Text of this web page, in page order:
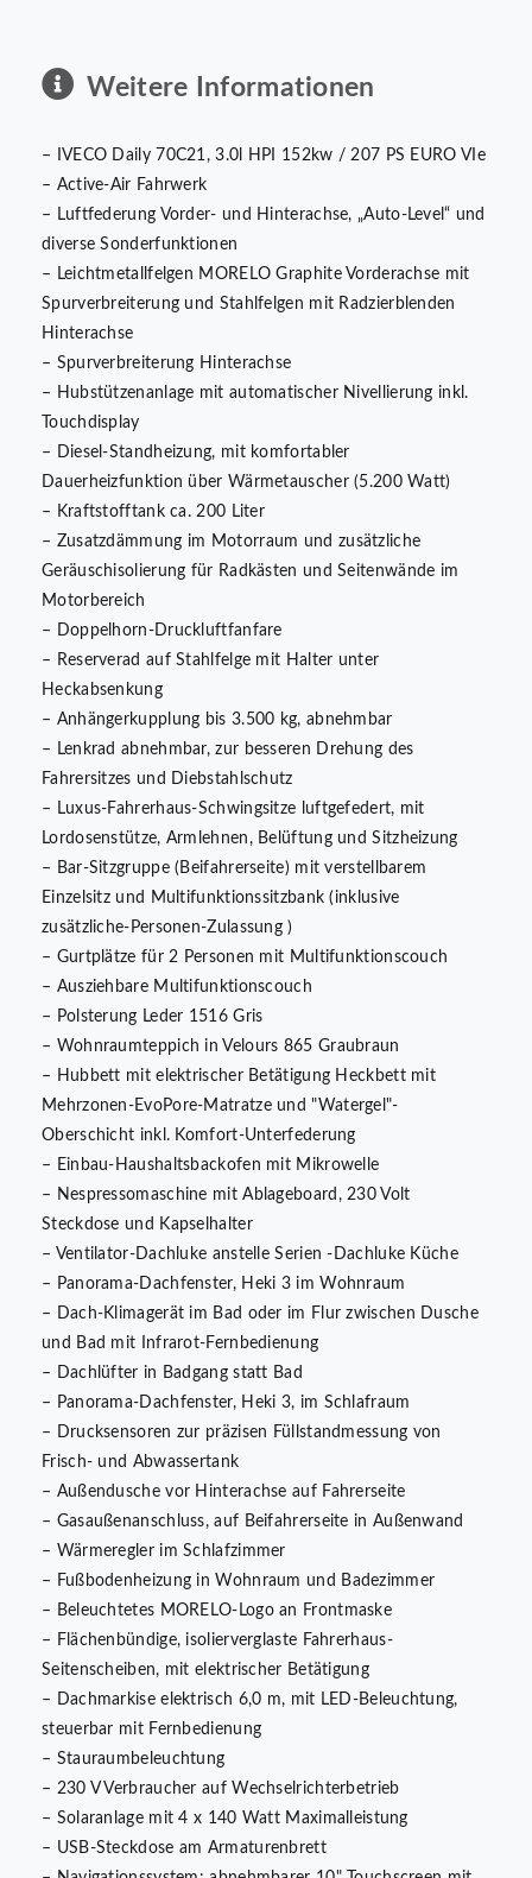
Weitere Informationen
– IVECO Daily 70C21, 3.0l HPI 152kw / 207 PS EURO VIe
– Active-Air Fahrwerk
– Luftfederung Vorder- und Hinterachse, „Auto-Level“ und
diverse Sonderfunktionen
– Leichtmetallfelgen MORELO Graphite Vorderachse mit
Spurverbreiterung und Stahlfelgen mit Radzierblenden
Hinterachse
– Spurverbreiterung Hinterachse
– Hubstützenanlage mit automatischer Nivellierung inkl.
Touchdisplay
– Diesel-Standheizung, mit komfortabler
Dauerheizfunktion über Wärmetauscher (5.200 Watt)
– Kraftstofftank ca. 200 Liter
– Zusatzdämmung im Motorraum und zusätzliche
Geräuschisolierung für Radkästen und Seitenwände im
Motorbereich
– Doppelhorn-Druckluftfanfare
– Reserverad auf Stahlfelge mit Halter unter
Heckabsenkung
– Anhängerkupplung bis 3.500 kg, abnehmbar
– Lenkrad abnehmbar, zur besseren Drehung des
Fahrersitzes und Diebstahlschutz
– Luxus-Fahrerhaus-Schwingsitze luftgefedert, mit
Lordosenstütze, Armlehnen, Belüftung und Sitzheizung
– Bar-Sitzgruppe (Beifahrerseite) mit verstellbarem
Einzelsitz und Multifunktionssitzbank (inklusive
zusätzliche-Personen-Zulassung )
– Gurtplätze für 2 Personen mit Multifunktionscouch
– Ausziehbare Multifunktionscouch
– Polsterung Leder 1516 Gris
– Wohnraumteppich in Velours 865 Graubraun
– Hubbett mit elektrischer Betätigung Heckbett mit
Mehrzonen-EvoPore-Matratze und "Watergel"-
Oberschicht inkl. Komfort-Unterfederung
– Einbau-Haushaltsbackofen mit Mikrowelle
– Nespressomaschine mit Ablageboard, 230 Volt
Steckdose und Kapselhalter
– Ventilator-Dachluke anstelle Serien -Dachluke Küche
– Panorama-Dachfenster, Heki 3 im Wohnraum
– Dach-Klimagerät im Bad oder im Flur zwischen Dusche
und Bad mit Infrarot-Fernbedienung
– Dachlüfter in Badgang statt Bad
– Panorama-Dachfenster, Heki 3, im Schlafraum
– Drucksensoren zur präzisen Füllstandmessung von
Frisch- und Abwassertank
– Außendusche vor Hinterachse auf Fahrerseite
– Gasaußenanschluss, auf Beifahrerseite in Außenwand
– Wärmeregler im Schlafzimmer
– Fußbodenheizung in Wohnraum und Badezimmer
– Beleuchtetes MORELO-Logo an Frontmaske
– Flächenbündige, isolierverglaste Fahrerhaus-
Seitenscheiben, mit elektrischer Betätigung
– Dachmarkise elektrisch 6,0 m, mit LED-Beleuchtung,
steuerbar mit Fernbedienung
– Stauraumbeleuchtung
– 230 V Verbraucher auf Wechselrichterbetrieb
– Solaranlage mit 4 x 140 Watt Maximalleistung
– USB-Steckdose am Armaturenbrett